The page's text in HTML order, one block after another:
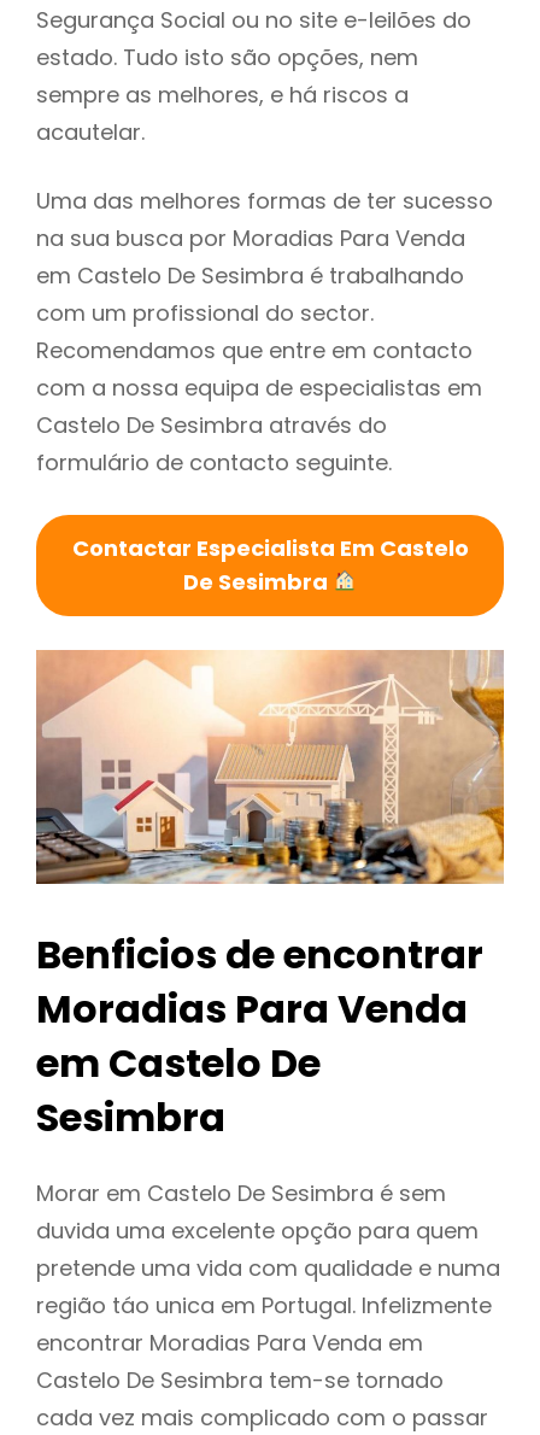
Segurança Social ou no site e-leilões do
estado. Tudo isto são opções, nem
sempre as melhores, e há riscos a
acautelar.
Uma das melhores formas de ter sucesso
na sua busca por Moradias Para Venda
em Castelo De Sesimbra é trabalhando
com um profissional do sector.
Recomendamos que entre em contacto
com a nossa equipa de especialistas em
Castelo De Sesimbra através do
formulário de contacto seguinte.
Contactar Especialista Em Castelo
De Sesimbra
Benficios de encontrar
Moradias Para Venda
em Castelo De
Sesimbra
Morar em Castelo De Sesimbra é sem
duvida uma excelente opção para quem
pretende uma vida com qualidade e numa
região táo unica em Portugal. Infelizmente
encontrar Moradias Para Venda em
Castelo De Sesimbra tem-se tornado
cada vez mais complicado com o passar